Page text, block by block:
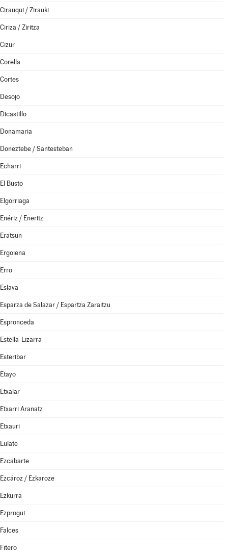
Cirauqui / Zirauki
Ciriza / Ziritza
Cizur
Corella
Cortes
Desojo
Dicastillo
Donamaria
Doneztebe / Santesteban
Echarri
El Busto
Elgorriaga
Enériz / Eneritz
Eratsun
Ergoiena
Erro
Eslava
Esparza de Salazar / Espartza Zaraitzu
Espronceda
Estella-Lizarra
Esteribar
Etayo
Etxalar
Etxarri Aranatz
Etxauri
Eulate
Ezcabarte
Ezcároz / Ezkaroze
Ezkurra
Ezprogui
Falces
Fitero